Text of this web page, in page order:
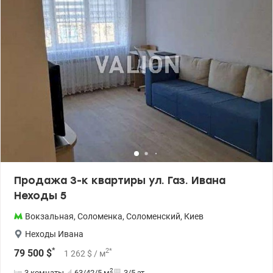
транспорта во все направления города. До метро Шулявськая 5
мин транспортом. Рассмотрим преложения по Е-відновленню
Цена 139000 у.е. 0975004360 Ольга valion.ua/1147817
Продажа 3-к квартиры ул. Газ. Ивана
Неходы 5
Вокзальная, Соломенка, Соломенский, Киев
Неходы Ивана
79 500 $* 1 262 $ / м2*
2